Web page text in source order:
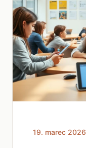
19. marec 2026